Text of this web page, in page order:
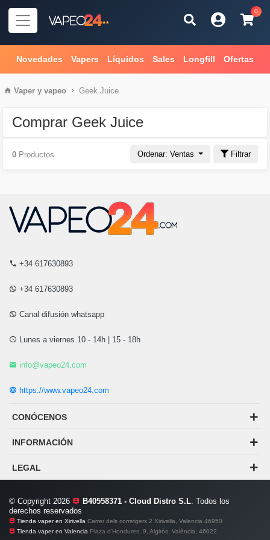
0
Novedades Vapers Líquidos Sales Longfill Ofertas
Vaper y vapeo Geek Juice
Comprar Geek Juice
Ordenar: Ventas Filtrar
0 Productos
+34 617630893
+34 617630893
Canal difusión whatsapp
Lunes a viernes 10 - 14h | 15 - 18h
info@vapeo24.com
https://www.vapeo24.com
CONÓCENOS
INFORMACIÓN
LEGAL
© Copyright 2026 B40558371 - Cloud Distro S.L. Todos los
derechos reservados
Tienda vaper en Xirivella Carrer dels corretgers 2 Xirivella, Valencia 46950
Tienda vaper en Valencia Plaza d'Hondures, 9, Algirós, València, 46022